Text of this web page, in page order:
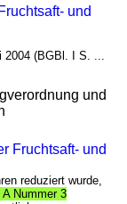
und
2004 (BGBl. I S. ...
und
Fruchtsaft- und
reduziert wurde,
Nummer 3